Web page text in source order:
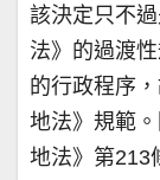
該決定只不
法》的過渡
的行政程序
地法》規範
地法》第213